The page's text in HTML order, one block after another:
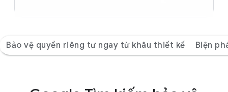
Bảo vệ quyền riêng tư ngay từ khâu thiết kế Biện